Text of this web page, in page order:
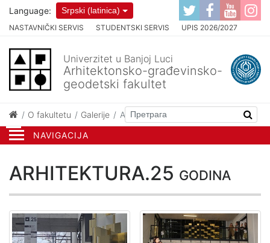
NAVIGACIJA
NASTAVNIČKI SERVIS STUDENTSKI SERVIS UPIS 2026/2027
Language: Srpski (latinica)
Univerzitet u Banjoj Luci
Arhitektonsko-građevinsko-
geodetski fakultet
O fakultetu Galerije ARHITEKTURA.25 godina
ARHITEKTURA.25 godina